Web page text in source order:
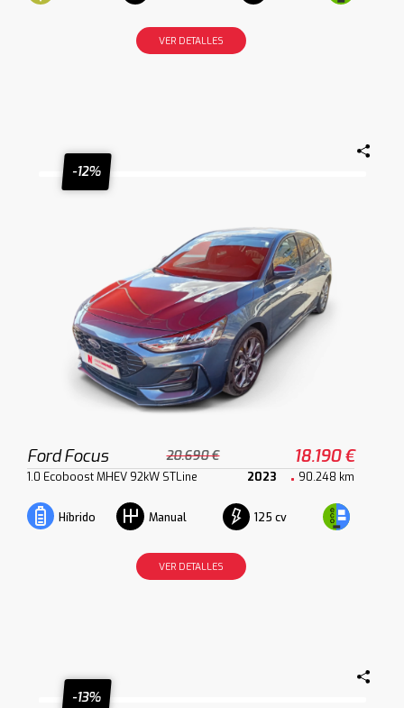
VER DETALLES
-12%
Ford Focus 20.690 € 18.190 €
1.0 Ecoboost MHEV 92kW STLine 2023 90.248 km
Híbrido Manual 125 cv
VER DETALLES
-13%